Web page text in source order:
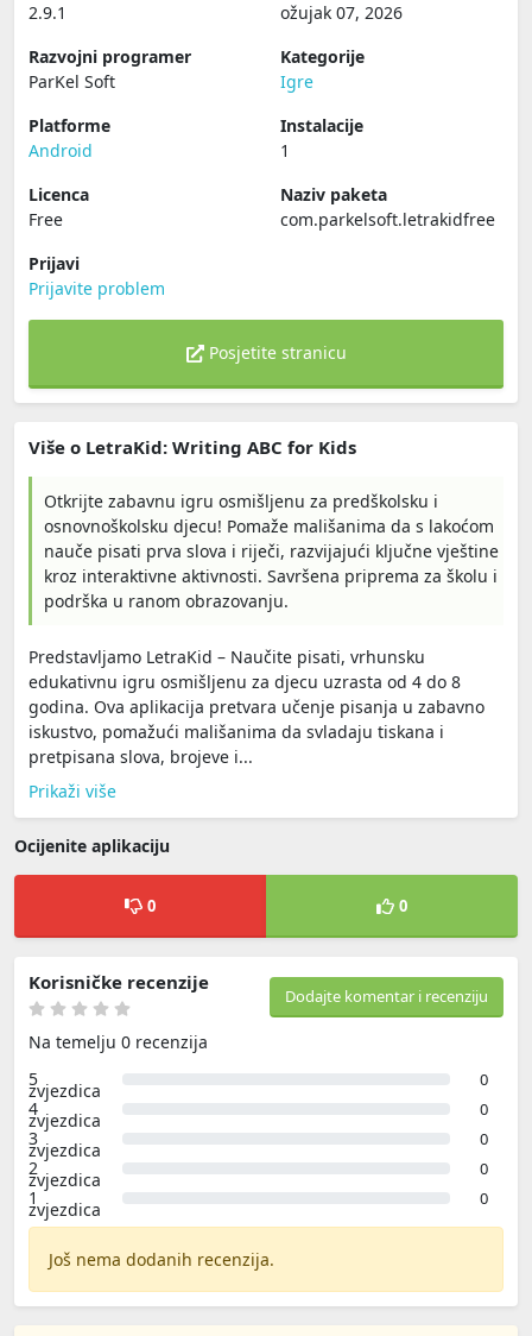
2.9.1
ožujak 07, 2026
Razvojni programer
ParKel Soft
Kategorije
Igre
Platforme
Android
Instalacije
1
Licenca
Free
Naziv paketa
com.parkelsoft.letrakidfree
Prijavi
Prijavite problem
Posjetite stranicu
Više o LetraKid: Writing ABC for Kids
Otkrijte zabavnu igru osmišljenu za predškolsku i
osnovnoškolsku djecu! Pomaže mališanima da s lakoćom
nauče pisati prva slova i riječi, razvijajući ključne vještine
kroz interaktivne aktivnosti. Savršena priprema za školu i
podrška u ranom obrazovanju.
Predstavljamo LetraKid – Naučite pisati, vrhunsku
edukativnu igru osmišljenu za djecu uzrasta od 4 do 8
godina. Ova aplikacija pretvara učenje pisanja u zabavno
iskustvo, pomažući mališanima da svladaju tiskana i
pretpisana slova, brojeve i...
Prikaži više
Ocijenite aplikaciju
0 0
Dodajte komentar i recenziju
Korisničke recenzije
Na temelju 0 recenzija
5
zvjezdica 0
4
zvjezdica 0
3
zvjezdica 0
2
zvjezdica 0
1
zvjezdica 0
Još nema dodanih recenzija.